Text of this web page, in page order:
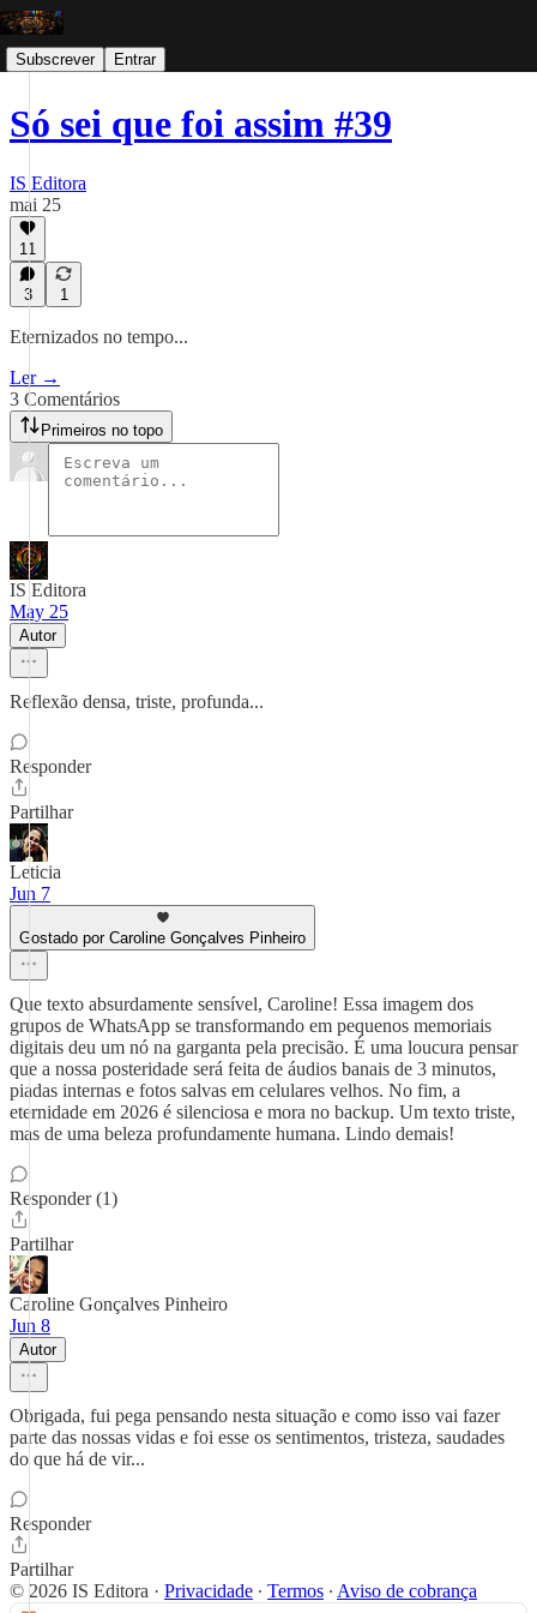
Subscrever Entrar
Só sei que foi assim #39
IS Editora
mai 25
11
3 1
Eternizados no tempo...
Ler →
3 Comentários
Primeiros no topo
IS Editora
May 25
Autor
Reflexão densa, triste, profunda...
Responder
Partilhar
Leticia
Jun 7
Gostado por Caroline Gonçalves Pinheiro
Que texto absurdamente sensível, Caroline! Essa imagem dos
grupos de WhatsApp se transformando em pequenos memoriais
digitais deu um nó na garganta pela precisão. É uma loucura pensar
que a nossa posteridade será feita de áudios banais de 3 minutos,
piadas internas e fotos salvas em celulares velhos. No fim, a
eternidade em 2026 é silenciosa e mora no backup. Um texto triste,
mas de uma beleza profundamente humana. Lindo demais!
Responder (1)
Partilhar
Caroline Gonçalves Pinheiro
Jun 8
Autor
Obrigada, fui pega pensando nesta situação e como isso vai fazer
parte das nossas vidas e foi esse os sentimentos, tristeza, saudades
do que há de vir...
Responder
Partilhar
© 2026 IS Editora · Privacidade ∙ Termos ∙ Aviso de cobrança